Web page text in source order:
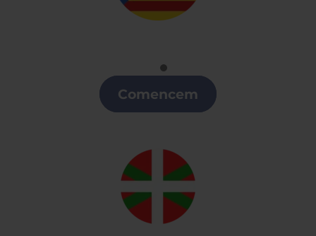
Clases de Catalán en Arroyomolinos
Comencem